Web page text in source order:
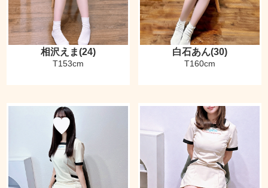
相沢えま(24)
T153cm
白石あん(30)
T160cm